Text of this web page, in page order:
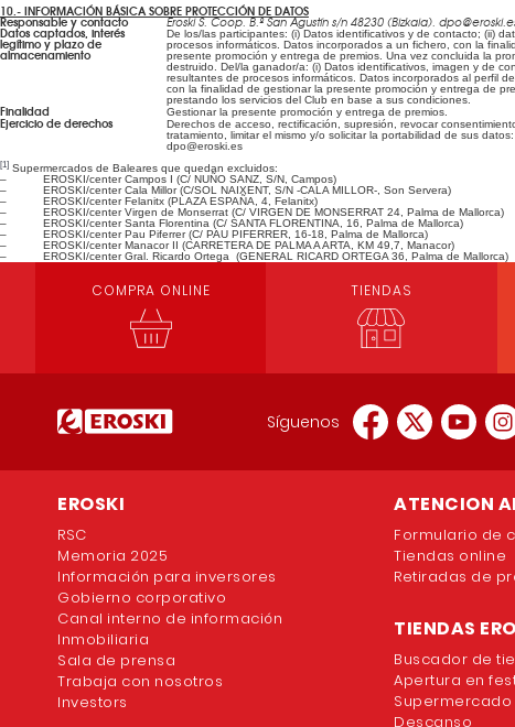
10.- INFORMACIÓN BÁSICA SOBRE PROTECCIÓN DE DATOS
Responsable y contacto Eroski S. Coop. B.º San Agustín s/n 48230 (Bizkaia).
Datos captados, interés
legítimo y plazo de
almacenamiento
De los/las participantes: (i) Datos identificativos y de contacto; (ii)
procesos informáticos. Datos incorporados a un fichero, con la
presente promoción y entrega de premios. Una vez concluida la
destruido. Del/la ganador/a: (i) Datos identificativos, imagen y de
resultantes de procesos informáticos. Datos incorporados al perfil
con la finalidad de gestionar la presente promoción y entrega de
prestando los servicios del Club en base a sus condiciones.
Finalidad Gestionar la presente promoción y entrega de premios.
Ejercicio de derechos
Derechos de acceso, rectificación, supresión, revocar
tratamiento, limitar el mismo y/o solicitar la portabilidad de sus
dpo@eroski.es
[1] Supermercados de Baleares que quedan excluidos:
– EROSKI/center Campos I (C/ NUÑO SANZ, S/N, Campos)
– EROSKI/center Cala Millor (C/SOL NAIXENT, S/N -CALA MILLOR-, Son Servera)
– EROSKI/center Felanitx (PLAZA ESPAÑA, 4, Felanitx)
– EROSKI/center Virgen de Monserrat (C/ VIRGEN DE MONSERRAT 24, Palma de Mallorca)
– EROSKI/center Santa Florentina (C/ SANTA FLORENTINA, 16, Palma de Mallorca)
– EROSKI/center Pau Piferrer (C/ PAU PIFERRER, 16-18, Palma de Mallorca)
– EROSKI/center Manacor II (CARRETERA DE PALMA A ARTA, KM 49,7, Manacor)
– EROSKI/center Gral. Ricardo Ortega (GENERAL RICARD ORTEGA 36, Palma de Mallorca)
COMPRA ONLINE TIENDAS
Síguenos
EROSKI
RSC
Memoria 2025
Información para inversores
Gobierno corporativo
Canal interno de información
Inmobiliaria
Sala de prensa
Trabaja con nosotros
Investors
ATENCION
Formulario de
Tiendas online
Retiradas de
TIENDAS
Buscador de
Apertura en
Supermercado
Descanso